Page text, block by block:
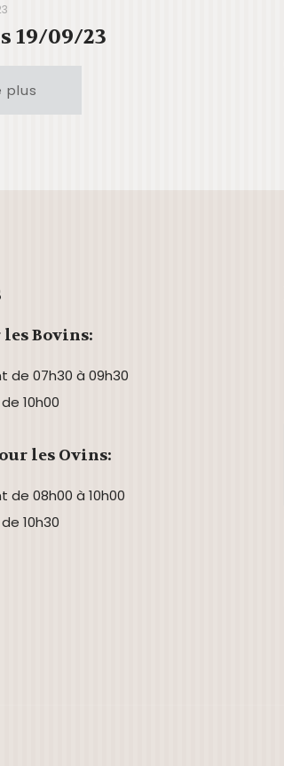
19/09/23
plus
Bovins:
de 07h30 à 09h30
10h00
les Ovins:
de 08h00 à 10h00
10h30